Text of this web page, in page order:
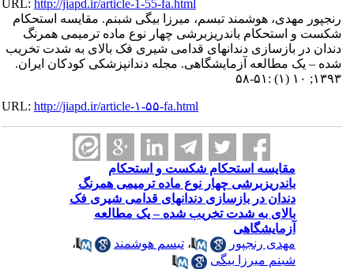
URL:http://jiapd.ir/article-1-55-fa.html
رنجپور مهدی، هوشمند تبسم، میرزا بیگی شبنم. مقایسه استحکام
شکست و استحکام باندریزبرشی چهار نوع ماده ترمیمی همرنگ
دندان در بازسازی دندانهای قدامی شیری فک بالای به شدت تخریب
شده – یک مطالعه آزمایشگاهی. مجله دندانپزشکی کودکان ایران.
۱۳۹۳; ۱۰ (۱) :۵۱-۵۸
URL:http://jiapd.ir/article-۱-۵۵-fa.html
مقایسه استحکام شکست و استحکام
باندریزبرشی چهار نوع ماده ترمیمی همرنگ
دندان در بازسازی دندانهای قدامی شیری فک
بالای به شدت تخریب شده – یک مطالعه
آزمایشگاهی
مهدی رنجپور
،تبسم هوشمند
،
شبنم میرزا بیگی